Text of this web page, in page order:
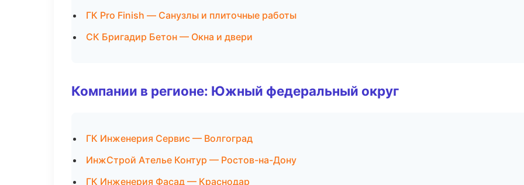
ГК Pro Finish — Санузлы и плиточные работы
СК Бригадир Бетон — Окна и двери
Компании в регионе: Южный федеральный округ
ГК Инженерия Сервис — Волгоград
ИнжСтрой Ателье Контур — Ростов-на-Дону
ГК Инженерия Фасад — Краснодар